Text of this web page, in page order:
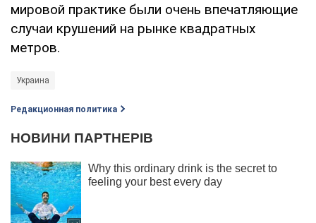
мировой практике были очень впечатляющие
случаи крушений на рынке квадратных
метров.
Украина
Редакционная политика